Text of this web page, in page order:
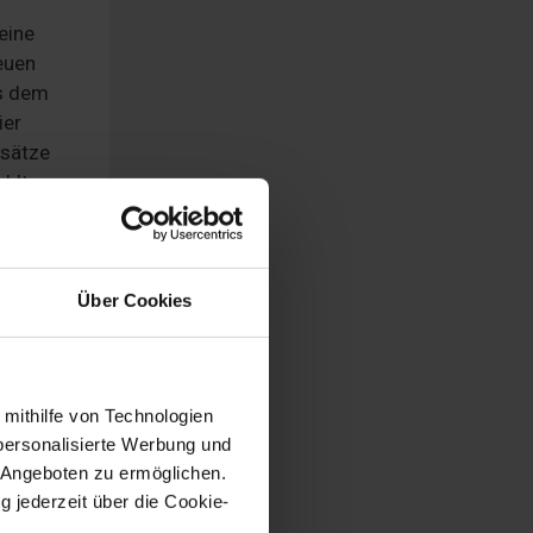
Über Cookies
von Technologien
Werbung und
zu ermöglichen.
jederzeit über die Cookie-
dem
den